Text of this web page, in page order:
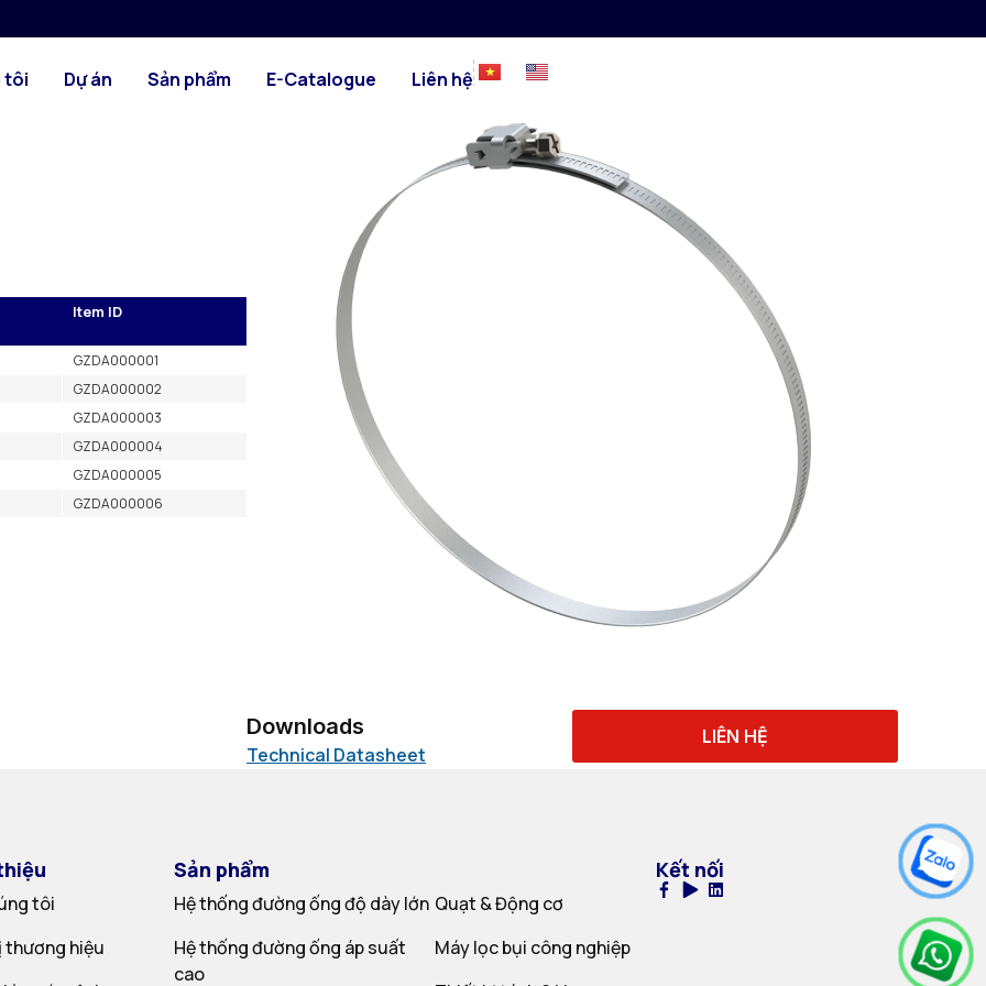
tôi Dự án Sản phẩm E-Catalogue Liên hệ
nhanh ống mềm.
Item ID
GZDA000001
GZDA000002
GZDA000003
GZDA000004
GZDA000005
GZDA000006
Downloads
Technical Datasheet
LIÊN HỆ
tôi
thương hiệu
Sản phẩm
Hệ thống đường ống độ dày lớn
Hệ thống đường ống áp suất
cao
Quạt & Động cơ
Máy lọc bụi công nghiệp
Kết nối